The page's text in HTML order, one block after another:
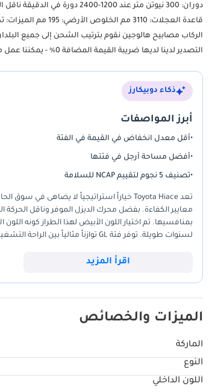
الركاب مصابيح هالوجين نقوم بترتيب الشحن إلى جميع
التصدير لدينا لديها ضريبة القيمة المضافة 0٪ - يمكننا عمل مستندات التصدير نيابة عن عملائنا.
ذكاء دوبيكارز
أبرز المواصفات
•أقل معدل انخفاض في القيمة في الفئة
•أفضل مساحة أرجل في فئتها
•تصنيف 5 نجوم لتقييم NCAP للسلامة
معايير الكفاءة. بفضل محرك الديزل الموفر وناقل الحركة
بمنافسيها. تم اختيار اللون الأبيض لهذا الطراز كونه
بفضل توفر قطع الغيار في كل زاوية من زوايا دول مجلس
اقرأ المزيد
الميزات والخصائص
الماركة
النوع
اللون الداخلي